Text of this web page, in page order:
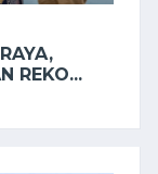
REKO...